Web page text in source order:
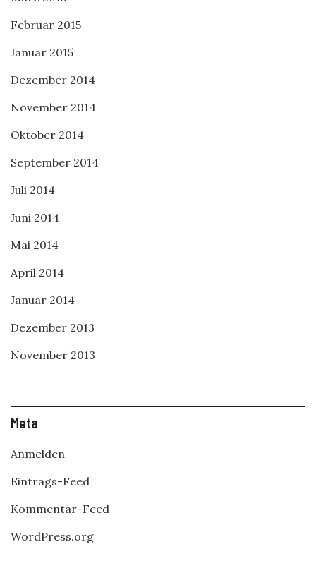
Februar 2015
Januar 2015
Dezember 2014
November 2014
Oktober 2014
September 2014
Juli 2014
Juni 2014
Mai 2014
April 2014
Januar 2014
Dezember 2013
November 2013
Meta
Anmelden
Eintrags-Feed
Kommentar-Feed
WordPress.org